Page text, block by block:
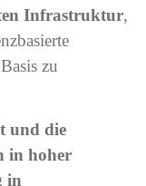
Infrastruktur,
zu
und die
in hoher
in